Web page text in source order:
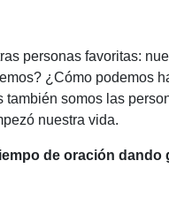
personas favoritas:
¿Cómo podemos
también somos las
nuestra vida.
de oración